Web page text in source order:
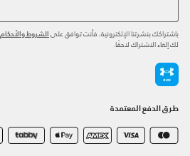
باشتراكك بنشرتنا الإلكترونية، فأنت توافق على الشروط والأحكام
لك إلغاء الاشتراك لاحقًا.
طرق الدفع المعتمدة